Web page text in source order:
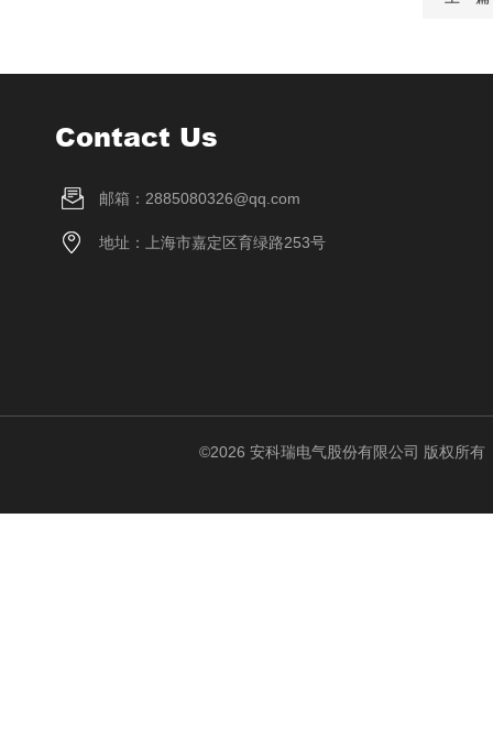
Contact Us
邮箱：2885080326@qq.com
地址：上海市嘉定区育绿路253号
©2026 安科瑞电气股份有限公司 版权所